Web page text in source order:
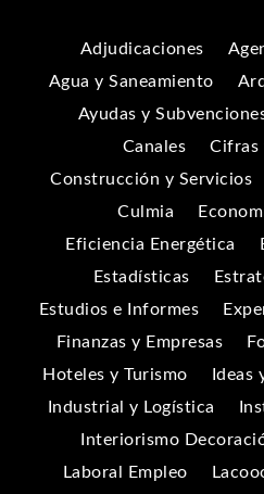
Adjudicaciones
Agua y Saneamiento
Ayudas y
Canales
Cifras
Construcción y Servicios
Culmia
Eficiencia Energética
Estadísticas
Estudios e Informes
Finanzas y Empresas
Hoteles y Turismo
Ideas
Industrial y Logística
Interiorismo
Laboral Empleo